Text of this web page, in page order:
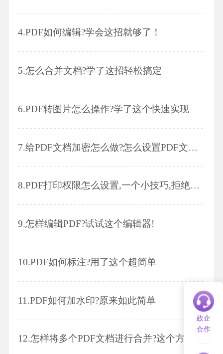
4.PDF如何编辑?学会这招就够了！
5.怎么合并文档?学了这招轻松搞定
6.PDF转图片怎么操作?学了这个快速实现
7.给PDF文档加密怎么做?怎么设置PDF文档打开密码?
8.PDF打印权限怎么设置,一个小技巧,拒绝纸质档流出!
9.怎样编辑PDF?试试这个编辑器!
10.PDF如何标注?用了这个超简单
11.PDF如何加水印?原来如此简单
12.怎样将多个PDF文档进行合并?这个方法一般人我不告诉他!
政企
合作